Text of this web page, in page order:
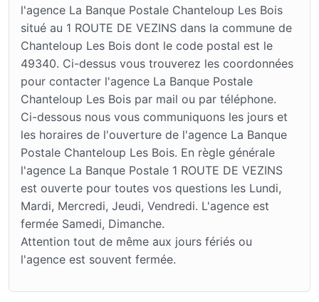
l'agence La Banque Postale Chanteloup Les Bois
situé au 1 ROUTE DE VEZINS dans la commune de
Chanteloup Les Bois dont le code postal est le
49340. Ci-dessus vous trouverez les coordonnées
pour contacter l'agence La Banque Postale
Chanteloup Les Bois par mail ou par téléphone.
Ci-dessous nous vous communiquons les jours et
les horaires de l'ouverture de l'agence La Banque
Postale Chanteloup Les Bois. En règle générale
l'agence La Banque Postale 1 ROUTE DE VEZINS
est ouverte pour toutes vos questions les Lundi,
Mardi, Mercredi, Jeudi, Vendredi. L'agence est
fermée Samedi, Dimanche.
Attention tout de même aux jours fériés ou
l'agence est souvent fermée.